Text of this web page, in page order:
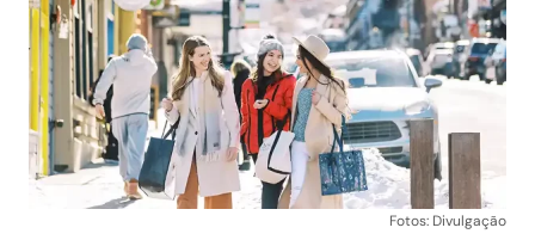
Fotos: Divulgação